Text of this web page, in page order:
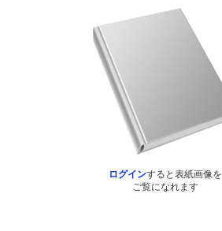
ログインすると表紙画像を
ご覧になれます